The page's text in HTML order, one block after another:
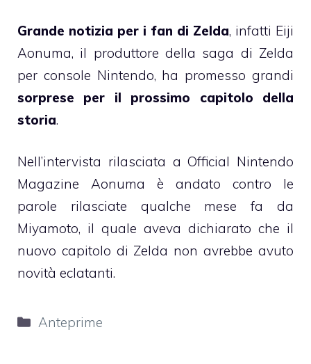
Grande notizia per i fan di Zelda, infatti Eiji
Aonuma, il produttore della saga di Zelda
per console Nintendo, ha promesso grandi
sorprese per il prossimo capitolo della
storia.
Nell’intervista rilasciata a Official Nintendo
Magazine Aonuma è andato contro le
parole rilasciate qualche mese fa da
Miyamoto, il quale aveva dichiarato che il
nuovo capitolo di Zelda non avrebbe avuto
novità eclatanti.
Categorie
Anteprime